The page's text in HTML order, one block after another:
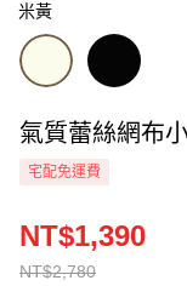
米黃
氣質蕾絲網布
宅配免運費
NT$2,780
NT$1,390